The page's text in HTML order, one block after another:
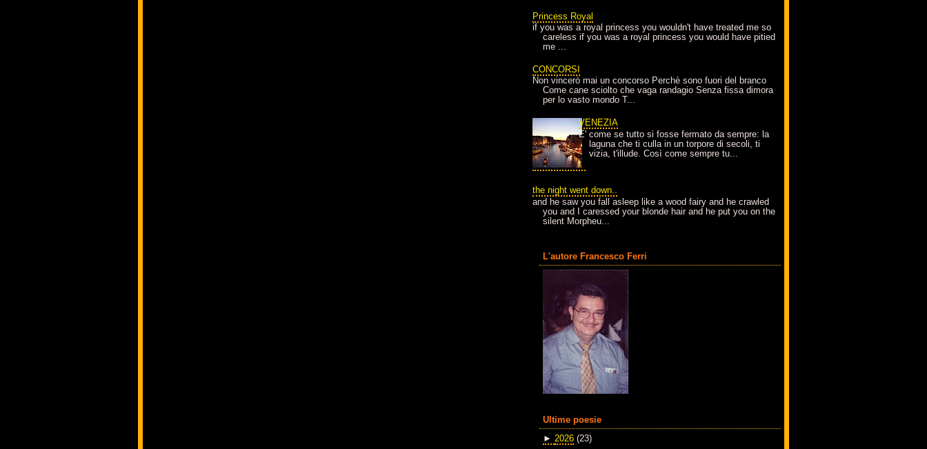
Princess Royal
if you was a royal princess you wouldn't have treated me so
careless if you was a royal princess you would have pitied
me ...
CONCORSI
Non vincerò mai un concorso Perchè sono fuori del branco
Come cane sciolto che vaga randagio Senza fissa dimora
per lo vasto mondo T...
VENEZIA
E' come se tutto si fosse fermato da sempre: la
laguna che ti culla in un torpore di secoli, ti
vizia, t'illude. Così come sempre tu...
the night went down..
and he saw you fall asleep like a wood fairy and he crawled
you and I caressed your blonde hair and he put you on the
silent Morpheu...
L'autore Francesco Ferri
Ultime poesie
► 2026 (23)